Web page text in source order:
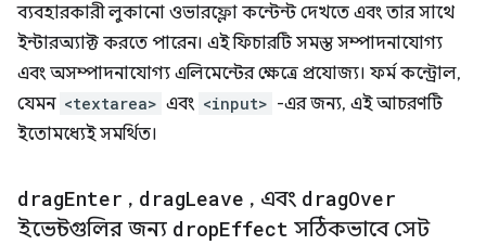
ব্যবহারকারী লুকানো ওভারফ্লো কন্টেন্ট দেখতে এবং তার সাথে
ইন্টারঅ্যাক্ট করতে পারেন। এই ফিচারটি সমস্ত সম্পাদনাযোগ্য
এবং অসম্পাদনাযোগ্য এলিমেন্টের ক্ষেত্রে প্রযোজ্য। ফর্ম কন্ট্রোল,
যেমন <textarea> এবং <input> -এর জন্য, এই আচরণটি
ইতোমধ্যেই সমর্থিত।
dragEnter , dragLeave , এবং dragOver
ইভেন্টগুলির জন্য dropEffect সঠিকভাবে সেট